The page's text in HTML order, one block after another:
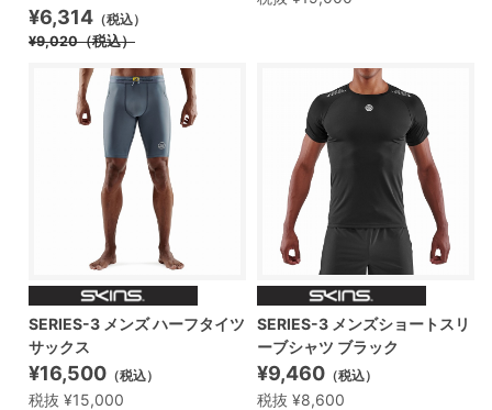
¥6,314 （税込）
¥9,020（税込）
SERIES-3 メンズ ハーフタイツ
サックス
¥16,500 （税込）
税抜 ¥15,000
SERIES-3 メンズショートスリ
ーブシャツ ブラック
¥9,460 （税込）
税抜 ¥8,600